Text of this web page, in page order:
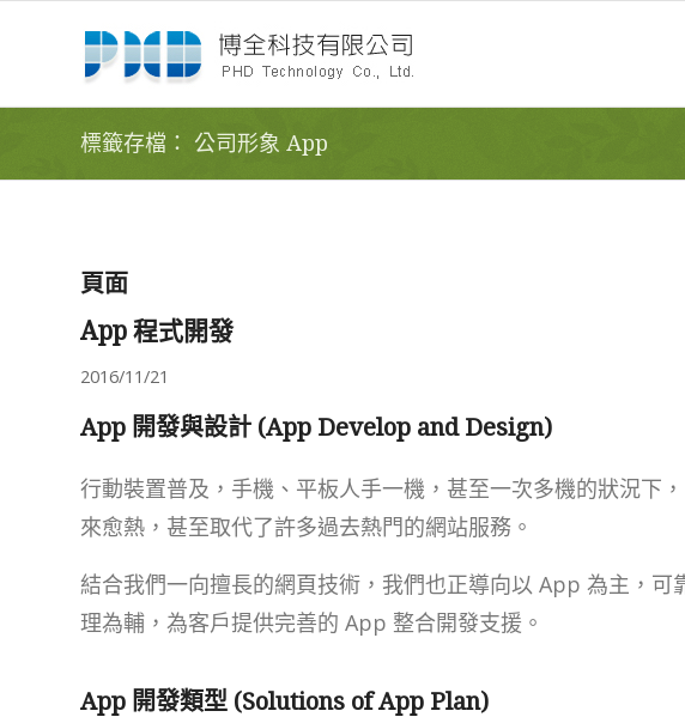
標籤存檔： 公司形象 App
頁面
App 程式開發
2016/11/21
App 開發與設計 (App Develop and Design)
行動裝置普及，手機、平板人手一機，甚至一次多機的狀況下
來愈熱，甚至取代了許多過去熱門的網站服務。
結合我們一向擅長的網頁技術，我們也正導向以 App 為主，可
理為輔，為客戶提供完善的 App 整合開發支援。
App 開發類型 (Solutions of App Plan)